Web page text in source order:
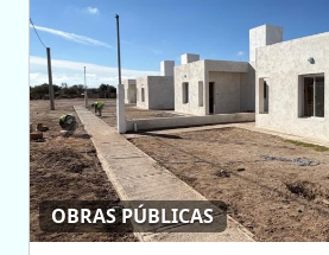
OBRAS PÚBLICAS